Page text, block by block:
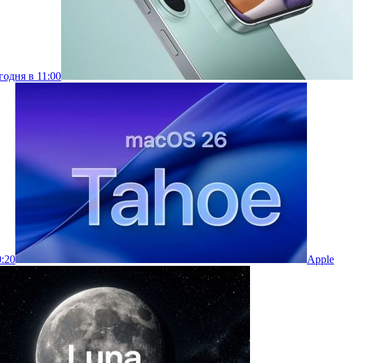
в 11:00
Apple